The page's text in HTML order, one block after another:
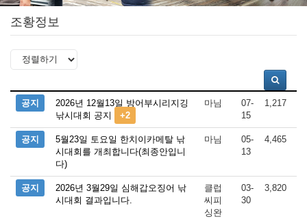
조황정보
공지
2026년 12월13일 방어부시리지깅
낚시대회 공지
+2
마님
07-
15
1,217
공지
5월23일 토요일 한치이카메탈 낚
시대회를 개최합니다(최종안입니
다)
마님
05-
13
4,465
공지
2026년 3월29일 심해갑오징어 낚
시대회 결과입니다.
클럽
씨피
싱완
03-
30
3,820